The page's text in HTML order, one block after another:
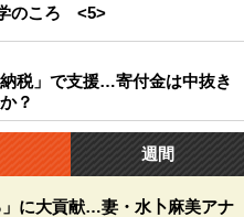
のころ <5>
税」で支援…寄付金は中抜き
？
週間
に大貢献…妻・水卜麻美アナ